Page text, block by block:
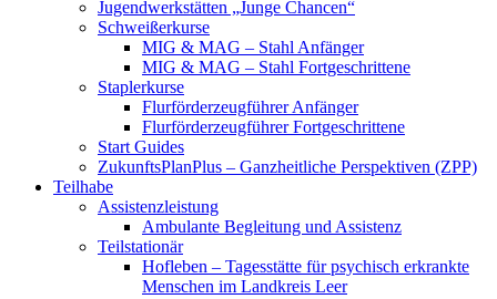
Jugendwerkstätten „Junge Chancen“
Schweißerkurse
MIG & MAG – Stahl Anfänger
MIG & MAG – Stahl Fortgeschrittene
Staplerkurse
Flurförderzeugführer Anfänger
Flurförderzeugführer Fortgeschrittene
Start Guides
ZukunftsPlanPlus – Ganzheitliche Perspektiven (ZPP)
Teilhabe
Assistenzleistung
Ambulante Begleitung und Assistenz
Teilstationär
Hofleben – Tagesstätte für psychisch erkrankte
Menschen im Landkreis Leer